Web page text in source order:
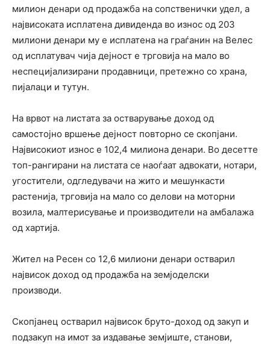
милион денари од продажба на сопственички удел, а
највисоката исплатена дивиденда во износ од 203
милиони денари му е исплатена на граѓанин на Велес
од исплатувач чија дејност е трговија на мало во
неспецијализирани продавници, претежно со храна,
пијалаци и тутун.
На врвот на листата за остварување доход од
самостојно вршење дејност повторно се скопјани.
Највисокиот износ е 102,4 милиона денари. Во десетте
топ-рангирани на листата се наоѓаат адвокати, нотари,
угостители, одгледувачи на жито и мешункасти
растенија, трговија на мало со делови на моторни
возила, малтерисување и производители на амбалажа
од хартија.
Жител на Ресен со 12,6 милиони денари остварил
највисок доход од продажба на земјоделски
производи.
Скопјанец остварил највисок бруто-доход од закуп и
подзакуп на имот за издавање земјиште, станови,